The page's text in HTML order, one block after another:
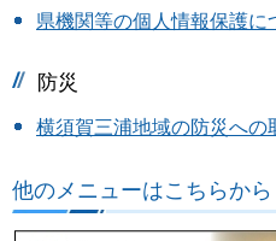
県機関等の個人情報保護に
防災
横須賀三浦地域の防災への
他のメニューはこちらから